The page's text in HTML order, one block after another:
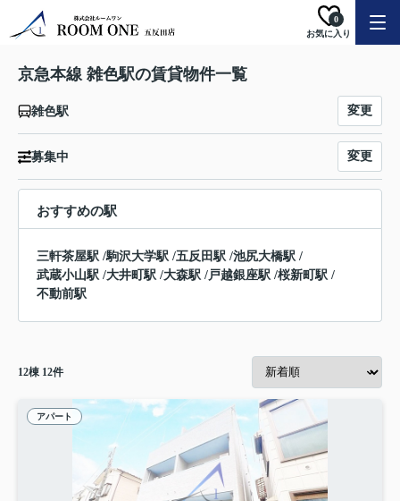
お気に入り
0
京急本線 雑色駅の賃貸物件一覧
雑色駅 変更
募集中 変更
おすすめの駅
三軒茶屋駅 /駒沢大学駅 /五反田駅 /池尻大橋駅 /
武蔵小山駅 /大井町駅 /大森駅 /戸越銀座駅 /桜新町駅 /
不動前駅
12棟 12件
アパート